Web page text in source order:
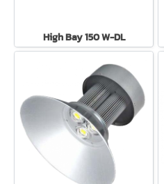
High Bay 150 W-DL